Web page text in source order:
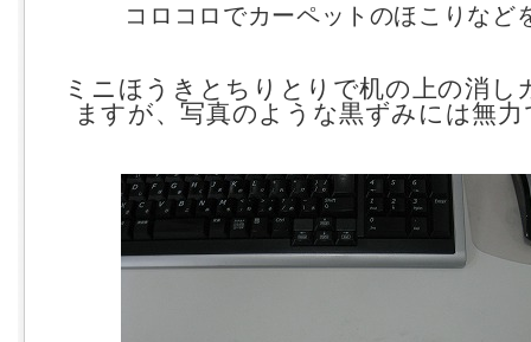
コロコロでカーペットのほこりなど
ミニほうきとちりとりで机の上の消し
ますが、写真のような黒ずみには無